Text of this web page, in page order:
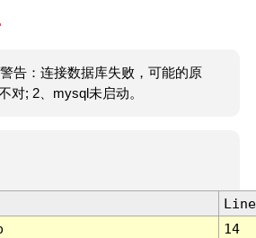
告：连接数据库失败，可能的原
对; 2、mysql未启动。
Line
14